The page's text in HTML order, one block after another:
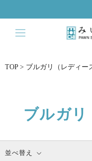
キ
て
動
TOP > ブルガリ（レディー
ブルガリ
並べ替え